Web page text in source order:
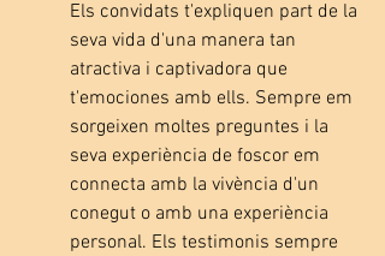
Els convidats t'expliquen part de la
seva vida d'una manera tan
atractiva i captivadora que
t'emociones amb ells. Sempre em
sorgeixen moltes preguntes i la
seva experiència de foscor em
connecta amb la vivència d'un
conegut o amb una experiència
personal. Els testimonis sempre